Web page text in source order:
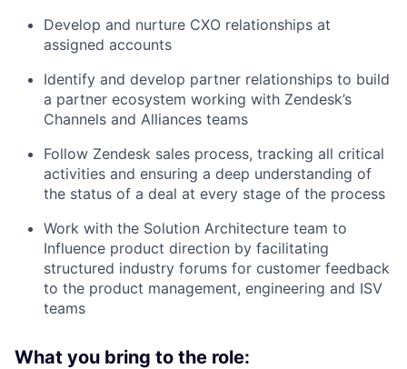
Develop and nurture CXO relationships at
assigned accounts
Identify and develop partner relationships to build
a partner ecosystem working with Zendesk’s
Channels and Alliances teams
Follow Zendesk sales process, tracking all critical
activities and ensuring a deep understanding of
the status of a deal at every stage of the process
Work with the Solution Architecture team to
Influence product direction by facilitating
structured industry forums for customer feedback
to the product management, engineering and ISV
teams
What you bring to the role: